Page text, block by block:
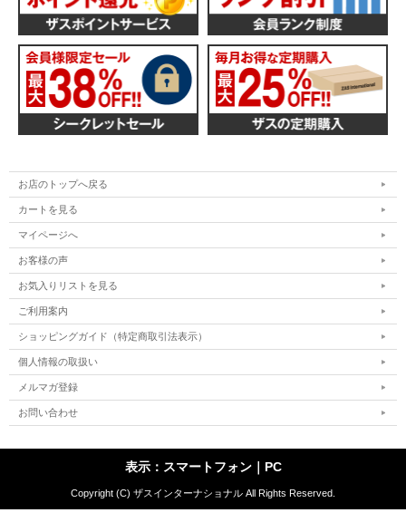
お店のトップへ戻る
カートを見る
マイページへ
お客様の声
お気入りリストを見る
ご利用案内
ショッピングガイド（特定商取引法表示）
個人情報の取扱い
メルマガ登録
お問い合わせ
表示：スマートフォン｜ PC
Copyright (C) ザスインターナショナル All Rights Reserved.